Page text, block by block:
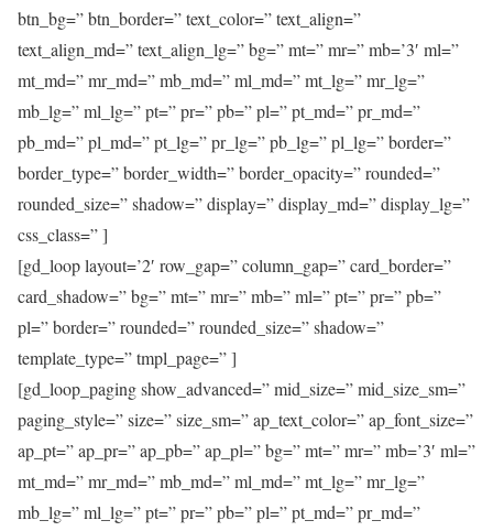
btn_bg=” btn_border=” text_color=” text_align=”
text_align_md=” text_align_lg=” bg=” mt=” mr=” mb=’3′ ml=”
mt_md=” mr_md=” mb_md=” ml_md=” mt_lg=” mr_lg=”
mb_lg=” ml_lg=” pt=” pr=” pb=” pl=” pt_md=” pr_md=”
pb_md=” pl_md=” pt_lg=” pr_lg=” pb_lg=” pl_lg=” border=”
border_type=” border_width=” border_opacity=” rounded=”
rounded_size=” shadow=” display=” display_md=” display_lg=”
css_class=” ]
[gd_loop layout=’2′ row_gap=” column_gap=” card_border=”
card_shadow=” bg=” mt=” mr=” mb=” ml=” pt=” pr=” pb=”
pl=” border=” rounded=” rounded_size=” shadow=”
template_type=” tmpl_page=” ]
[gd_loop_paging show_advanced=” mid_size=” mid_size_sm=”
paging_style=” size=” size_sm=” ap_text_color=” ap_font_size=”
ap_pt=” ap_pr=” ap_pb=” ap_pl=” bg=” mt=” mr=” mb=’3′ ml=”
mt_md=” mr_md=” mb_md=” ml_md=” mt_lg=” mr_lg=”
mb_lg=” ml_lg=” pt=” pr=” pb=” pl=” pt_md=” pr_md=”